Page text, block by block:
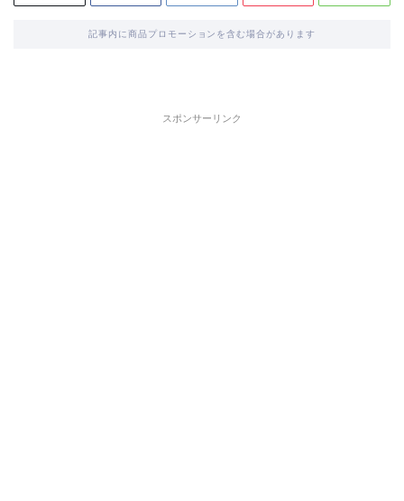
記事内に商品プロモーションを含む場合があります
スポンサーリンク